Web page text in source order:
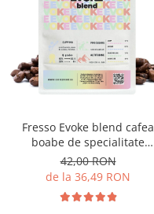
Fresso Evoke blend cafea
boabe de specialitate
proaspăt prăjită
42,00 RON
de la 36,49 RON